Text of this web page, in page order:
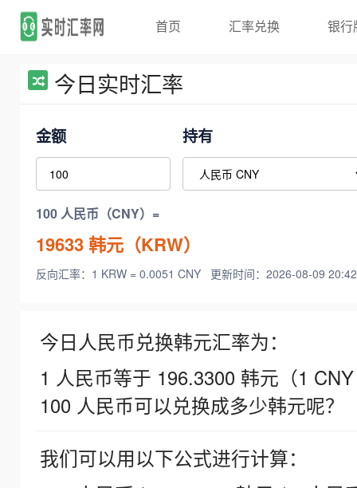
首页 汇率兑换 银行
今日实时汇率
金额 持有
100 人民币（CNY）=
19633韩元（KRW）
反向汇率：1 KRW = 0.0051 CNY 更新时间：2026-08-09
今日人民币兑换韩元汇率为：
1 人民币等于 196.3300 韩元（1
100 人民币可以兑换成多少韩元呢？
我们可以用以下公式进行计算：